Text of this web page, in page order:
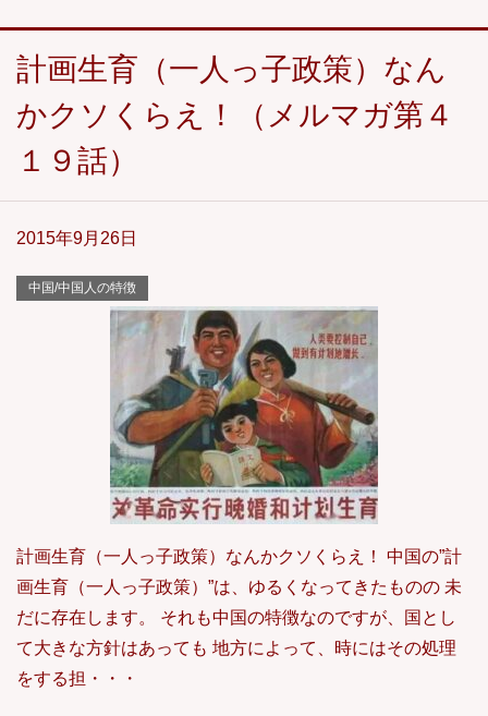
計画生育（一人っ子政策）なん
かクソくらえ！（メルマガ第４
１９話）
2015年9月26日
中国/中国人の特徴
計画生育（一人っ子政策）なんかクソくらえ！ 中国の”計
画生育（一人っ子政策）”は、ゆるくなってきたものの 未
だに存在します。 それも中国の特徴なのですが、国とし
て大きな方針はあっても 地方によって、時にはその処理
をする担・・・